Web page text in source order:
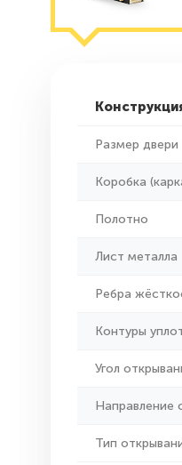
Размер двери
Коробка
Полотно
Лист металла
Ребра
Контуры
Угол
Направление
Тип